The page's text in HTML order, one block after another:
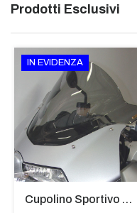
Prodotti Esclusivi
IN EVIDENZA
Cupolino Sportivo Per Bmw K 1200 R Sport 2005-07 TRASPARENTE - Sc967-T